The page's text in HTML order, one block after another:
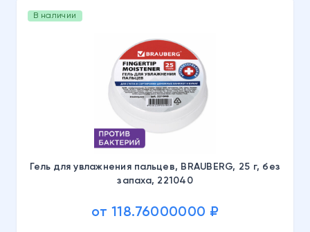
В наличии
Гель для увлажнения пальцев, BRAUBERG, 25 г, без
запаха, 221040
от 118.76000000 ₽